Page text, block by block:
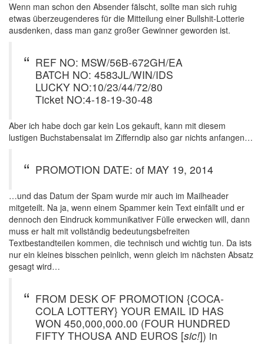
Wenn man schon den Absender fälscht, sollte man sich ruhig
etwas überzeugenderes für die Mitteilung einer Bullshit-Lotterie
ausdenken, dass man ganz großer Gewinner geworden ist.
REF NO: MSW/56B-672GH/EA
BATCH NO: 4583JL/WIN/IDS
LUCKY NO:10/23/44/72/80
Ticket NO:4-18-19-30-48
Aber ich habe doch gar kein Los gekauft, kann mit diesem
lustigen Buchstabensalat im Zifferndip also gar nichts anfangen…
PROMOTION DATE: of MAY 19, 2014
…und das Datum der Spam wurde mir auch im Mailheader
mitgeteilt. Na ja, wenn einem Spammer kein Text einfällt und er
dennoch den Eindruck kommunikativer Fülle erwecken will, dann
muss er halt mit vollständig bedeutungsbefreiten
Textbestandteilen kommen, die technisch und wichtig tun. Da ists
nur ein kleines bisschen peinlich, wenn gleich im nächsten Absatz
gesagt wird…
FROM DESK OF PROMOTION {COCA-
COLA LOTTERY} YOUR EMAIL ID HAS
WON 450,000,000.00 (FOUR HUNDRED
FIFTY THOUSA AND EUROS [sic!]) in